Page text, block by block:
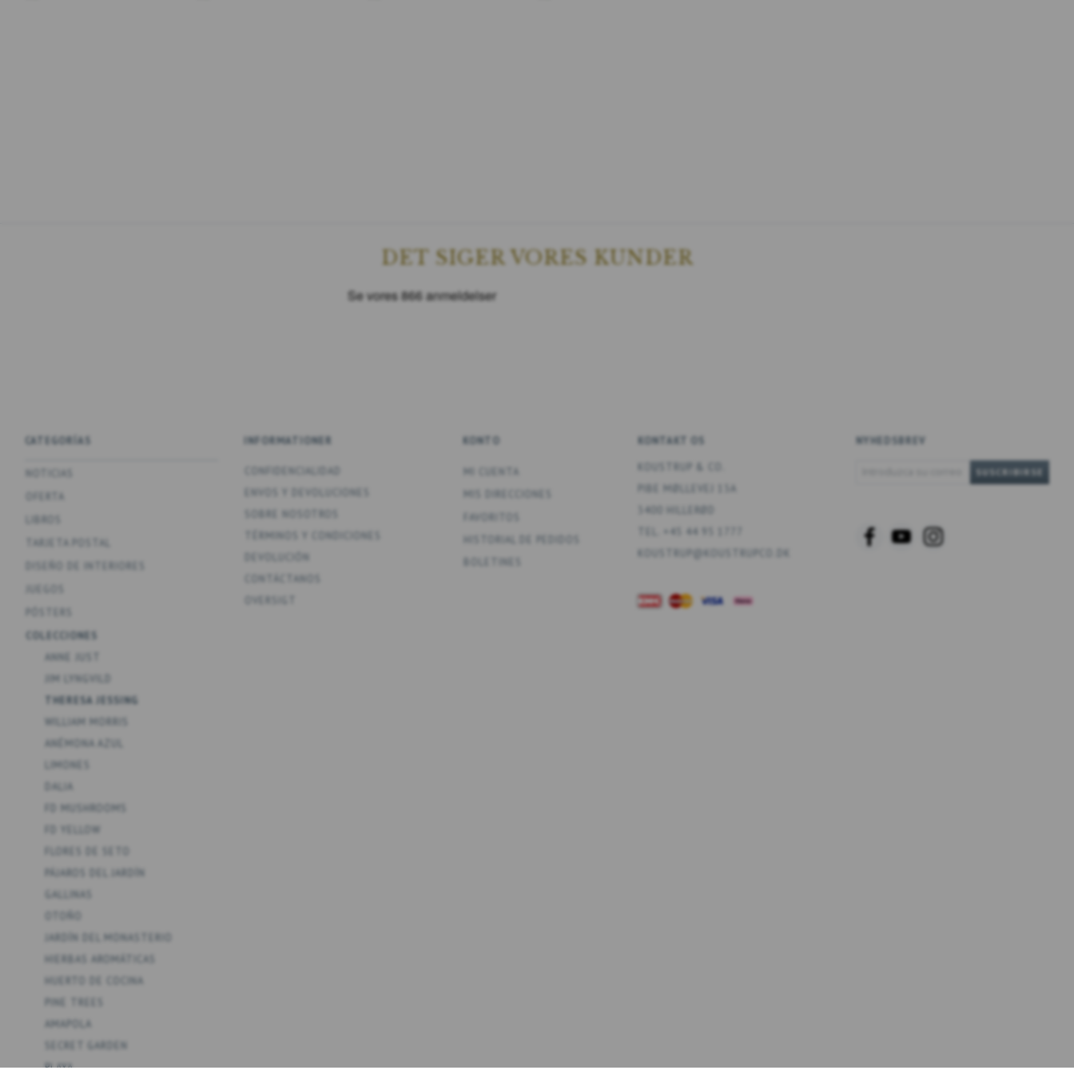
DET SIGER VORES KUNDER
CATEGORÍAS
NOTICIAS
TARJETA POSTAL
COLECCIONES
ANNE JUST
JIM LYNGVILD
THERESA JESSING
WILLIAM MORRIS
ANÉMONA AZUL
LIMONES
DALIA
FD MUSHROOMS
FD YELLOW
PÁJAROS DEL JARDÍN
GALLINAS
JARDÍN DEL MONASTERIO
HIERBAS AROMÁTICAS
HUERTO DE COCINA
PINE TREES
AMAPOLA
SECRET GARDEN
PLAYA
INFORMATIONER
CONFIDENCIALIDAD
TÉRMINOS Y CONDICIONES
CONTÁCTANOS
KONTO
MI CUENTA
MIS DIRECCIONES
HISTORIAL DE PEDIDOS
KONTAKT OS
PIBE MØLLEVEJ 13A
3400 HILLERØD
TEL. +45 44 95 1777
NYHEDSBREV
SUSCRIBIRSE